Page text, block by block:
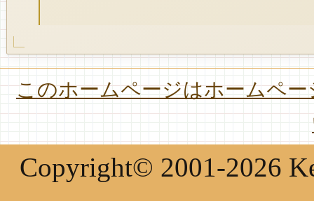
このホームページはホームペ
Copyright© 2001-2026